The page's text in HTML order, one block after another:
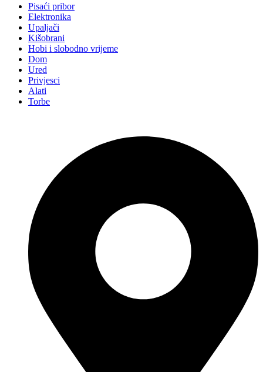
Pisaći pribor
Elektronika
Upaljači
Kišobrani
Hobi i slobodno vrijeme
Dom
Ured
Privjesci
Alati
Torbe